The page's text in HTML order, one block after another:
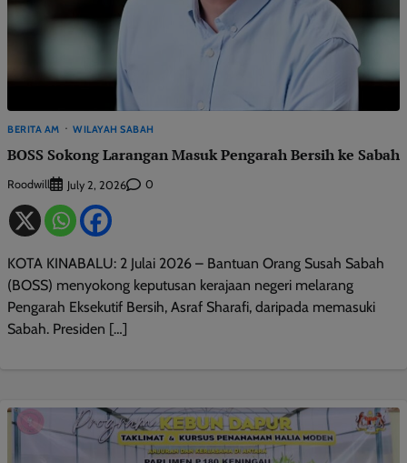
BERITA AM WILAYAH SABAH
BOSS Sokong Larangan Masuk Pengarah Bersih ke Sabah
Roodwill July 2, 2026 0
KOTA KINABALU: 2 Julai 2026 – Bantuan Orang Susah Sabah
(BOSS) menyokong keputusan kerajaan negeri melarang
Pengarah Eksekutif Bersih, Asraf Sharafi, daripada memasuki
Sabah. Presiden […]